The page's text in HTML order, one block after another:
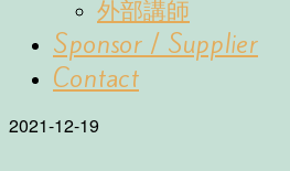
外部講師
Sponsor / Supplier
Contact
2021-12-19